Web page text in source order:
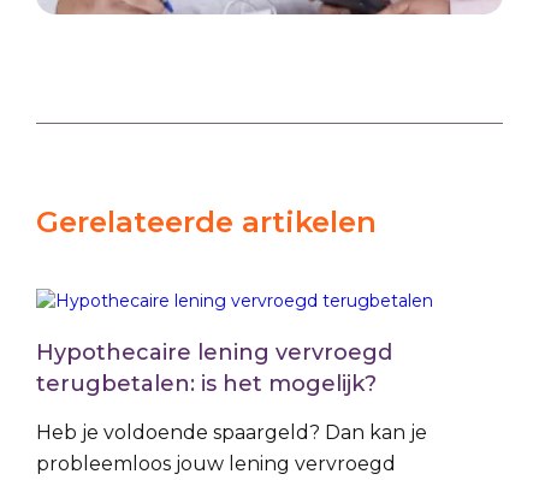
Gerelateerde artikelen
Hypothecaire lening vervroegd
terugbetalen: is het mogelijk?
Heb je voldoende spaargeld? Dan kan je
probleemloos jouw lening vervroegd